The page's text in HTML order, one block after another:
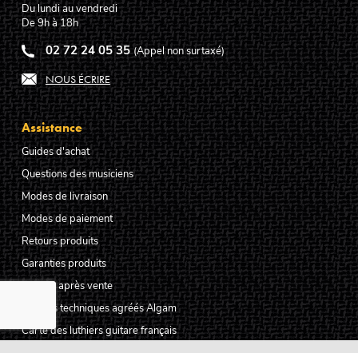
Du lundi au vendredi
De 9h à 18h
02 72 24 05 35 (Appel non surtaxé)
NOUS ÉCRIRE
Assistance
Guides d'achat
Questions des musiciens
Modes de livraison
Modes de paiement
Retours produits
Garanties produits
Service après vente
Centres techniques agréés Algam
Carte des luthiers guitare français